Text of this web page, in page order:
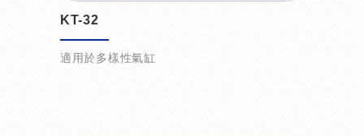
KT-32
適用於多樣性氣缸